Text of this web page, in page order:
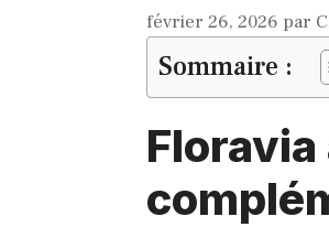
février 26, 2026 par
Sommaire :